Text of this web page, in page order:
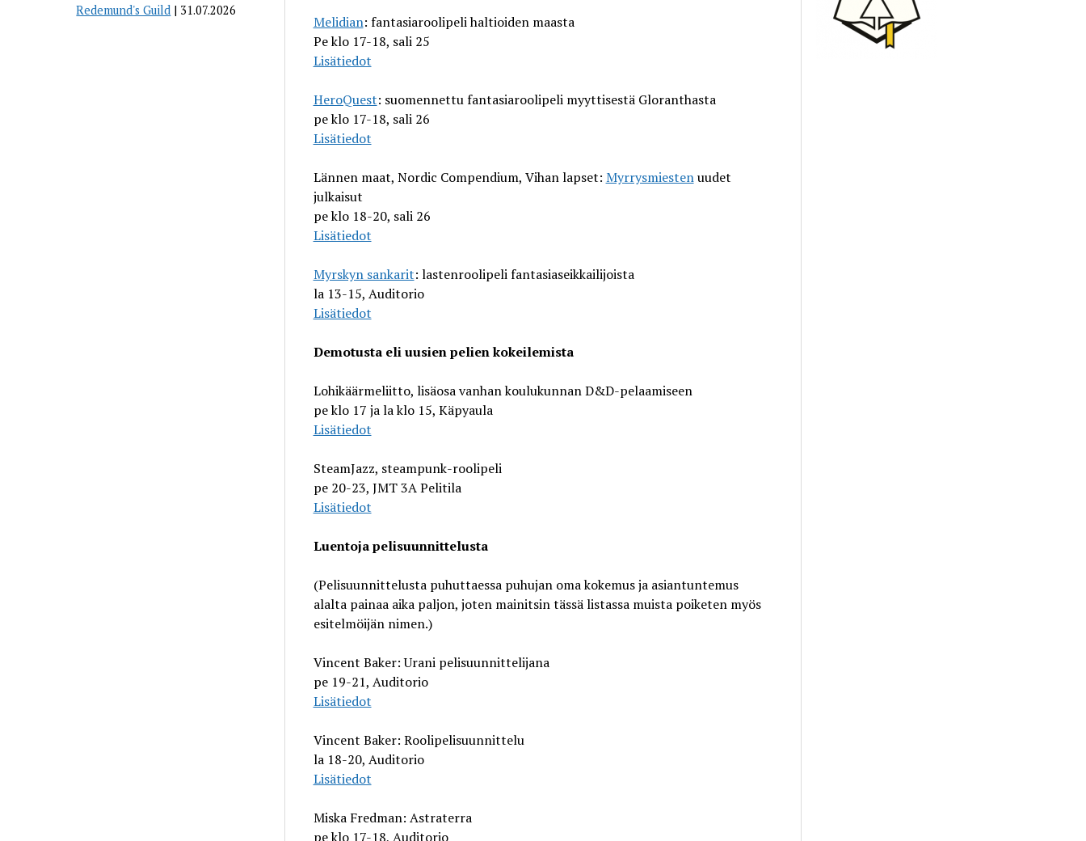
Redemund's Guild 31.07.2026
Melidian: fantasiaroolipeli haltioiden maasta
Pe klo 17-18, sali 25
Lisätiedot
HeroQuest: suomennettu fantasiaroolipeli myyttisestä Gloranthasta
pe klo 17-18, sali 26
Lisätiedot
Lännen maat, Nordic Compendium, Vihan lapset: Myrrysmiestenuudet
julkaisut
pe klo 18-20, sali 26
Lisätiedot
Myrskyn sankarit: lastenroolipeli fantasiaseikkailijoista
la 13-15, Auditorio
Lisätiedot
Demotusta eli uusien pelien kokeilemista
Lohikäärmeliitto, lisäosa vanhan koulukunnan D&D-pelaamiseen
pe klo 17 ja la klo 15, Käpyaula
Lisätiedot
SteamJazz, steampunk-roolipeli
pe 20-23, JMT 3A Pelitila
Lisätiedot
Luentoja pelisuunnittelusta
(Pelisuunnittelusta puhuttaessa puhujan oma kokemus ja asiantuntemus
alalta painaa aika paljon, joten mainitsin tässä listassa muista poiketen myös
esitelmöijän nimen.)
Vincent Baker: Urani pelisuunnittelijana
pe 19-21, Auditorio
Lisätiedot
Vincent Baker: Roolipelisuunnittelu
la 18-20, Auditorio
Lisätiedot
Miska Fredman: Astraterra
pe klo 17-18, Auditorio